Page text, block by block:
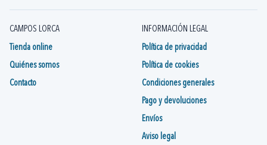
CAMPOS LORCA
Tienda online
Quiénes somos
Contacto
INFORMACIÓN LEGAL
Política de privacidad
Política de cookies
Condiciones generales
Pago y devoluciones
Envíos
Aviso legal